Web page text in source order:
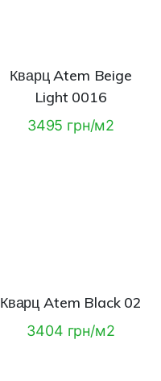
Кварц Atem Beige
Light 0016
3495 грн/м2
Кварц Atem Black 02
3404 грн/м2